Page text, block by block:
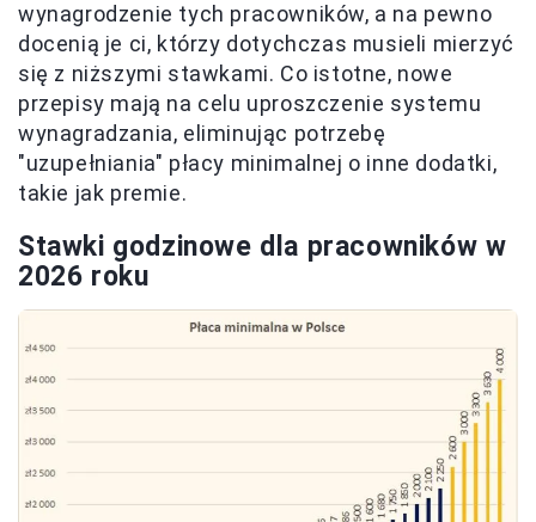
wynagrodzenie tych pracowników, a na pewno
docenią je ci, którzy dotychczas musieli mierzyć
się z niższymi stawkami. Co istotne, nowe
przepisy mają na celu uproszczenie systemu
wynagradzania, eliminując potrzebę
"uzupełniania" płacy minimalnej o inne dodatki,
takie jak premie.
Stawki godzinowe dla pracowników w
2026 roku